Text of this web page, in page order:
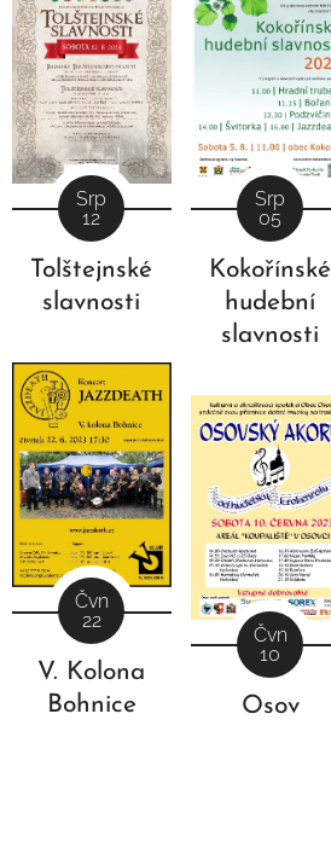
Srp
12
Tolštejnské
slavnosti
Srp
05
Kokořínské
hudební
slavnosti
Čvn
22
V. Kolona
Bohnice
Čvn
10
Osov